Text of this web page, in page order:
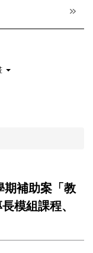
期補助案「教
模組課程、